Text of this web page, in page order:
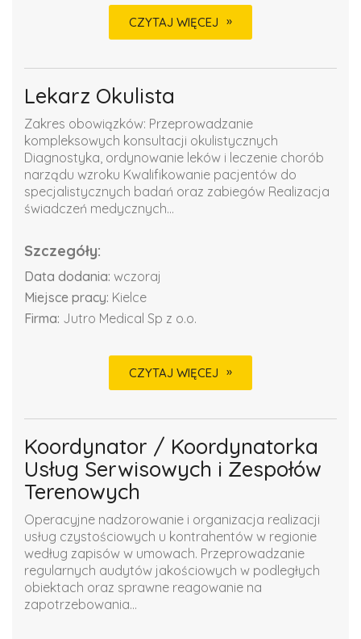
CZYTAJ WIĘCEJ
Lekarz Okulista
Zakres obowiązków: Przeprowadzanie
kompleksowych konsultacji okulistycznych
Diagnostyka, ordynowanie leków i leczenie chorób
narządu wzroku Kwalifikowanie pacjentów do
specjalistycznych badań oraz zabiegów Realizacja
świadczeń medycznych...
Szczegóły:
Data dodania: wczoraj
Miejsce pracy: Kielce
Firma: Jutro Medical Sp z o.o.
CZYTAJ WIĘCEJ
Koordynator / Koordynatorka
Usług Serwisowych i Zespołów
Terenowych
Operacyjne nadzorowanie i organizacja realizacji
usług czystościowych u kontrahentów w regionie
według zapisów w umowach. Przeprowadzanie
regularnych audytów jakościowych w podległych
obiektach oraz sprawne reagowanie na
zapotrzebowania...